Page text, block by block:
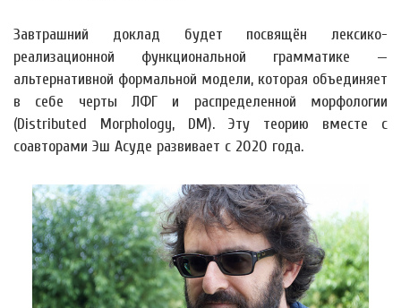
Завтрашний доклад будет посвящён лексико-
реализационной функциональной грамматике —
альтернативной формальной модели, которая объединяет
в себе черты ЛФГ и распределенной морфологии
(Distributed Morphology, DM). Эту теорию вместе с
соавторами Эш Асуде развивает с 2020 года.